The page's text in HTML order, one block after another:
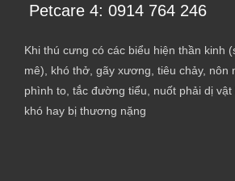
Petcare 4: 0914 764 246
Khi thú cưng có các biểu hiện thần kinh
mê), khó thở, gãy xương, tiêu chảy, nôn
phình to, tắc đường tiểu, nuốt phải dị vật
khó hay bị thương nặng